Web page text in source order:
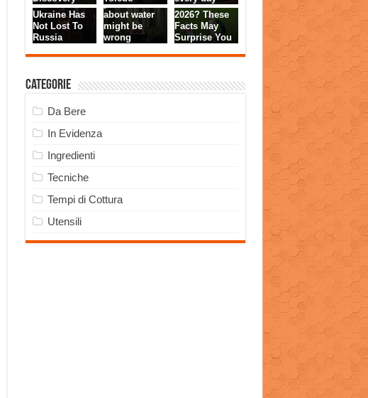
Categorie
Da Bere
In Evidenza
Ingredienti
Tecniche
Tempi di Cottura
Utensili